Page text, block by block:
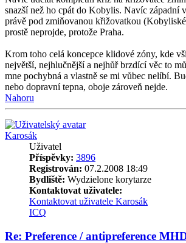
snazší než ho cpát do Kobylis. Navíc západní
právě pod zmiňovanou křižovatkou
prostě neprojde, protože Praha.
Krom toho celá koncepce klidové zóny, kde
největší, nejhlučnější a nejhůř brzdící věc to
mne pochybná a vlastně se mi vůbec nelíbí.
nebo dopravní tepna, oboje zároveň nejde.
Nahoru
Karosák
Uživatel
Příspěvky: 3896
Registrován: 07.2.2008 18:49
Bydliště: Wydzielone korytarze
Kontaktovat uživatele:
Kontaktovat uživatele Karosák
ICQ
Re: Preference / antipreference